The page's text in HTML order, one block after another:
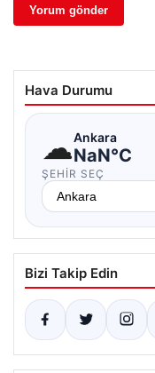
Hava Durumu
☁Ankara
NaN°C
ŞEHIR SEÇ
Bizi Takip Edin